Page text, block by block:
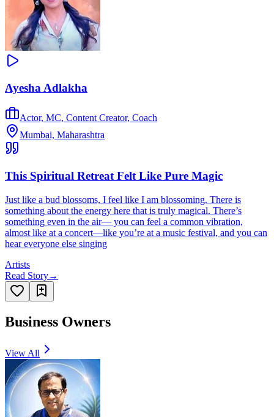
Ayesha Adlakha
Actor, MC, Content Creator, Coach
Mumbai, Maharashtra
This Spiritual Retreat Felt Like Pure Magic
Just like a bud blossoms, I feel like I am blossoming. There is
something about the energy here that is truly magical. There’s
something even in the air— you can feel a common vibration,
almost like at a concert—like you’re at a music festival, and you can
hear everyone else singing
Artists
Read Story→
Business Owners
View All